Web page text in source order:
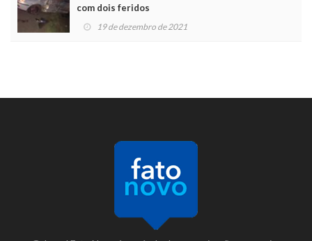
com dois feridos
19 de dezembro de 2021